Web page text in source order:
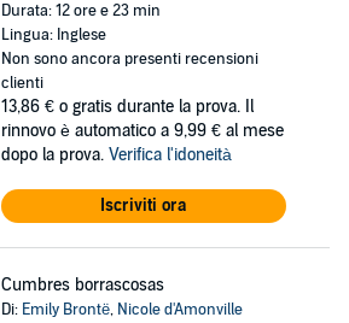
Durata: 12 ore e 23 min
Lingua: Inglese
Non sono ancora presenti recensioni
clienti
13,86 € o gratis durante la prova. Il
rinnovo è automatico a 9,99 € al mese
dopo la prova. Verifica l'idoneità
Iscriviti ora
Cumbres borrascosas
Di: Emily Brontë, Nicole d'Amonville